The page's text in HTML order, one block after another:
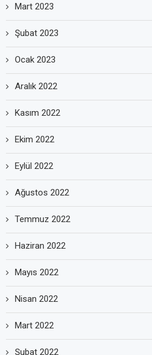
Mart 2023
Şubat 2023
Ocak 2023
Aralık 2022
Kasım 2022
Ekim 2022
Eylül 2022
Ağustos 2022
Temmuz 2022
Haziran 2022
Mayıs 2022
Nisan 2022
Mart 2022
Şubat 2022